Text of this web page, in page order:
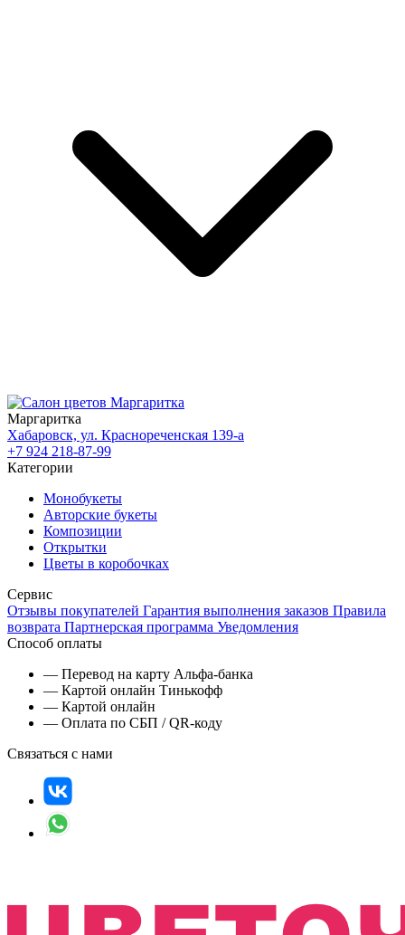
Маргаритка
Хабаровск, ул. Краснореченская 139-а
+7 924 218-87-99
Категории
Монобукеты
Авторские букеты
Композиции
Открытки
Цветы в коробочках
Сервис
Отзывы покупателей Гарантия выполнения заказов Правила
возврата Партнерская программа Уведомления
Способ оплаты
— Перевод на карту Альфа-банка
— Картой онлайн Тинькофф
— Картой онлайн
— Оплата по СБП / QR-коду
Связаться с нами